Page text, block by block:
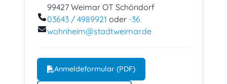
99427 Weimar OT Schöndorf
03643 / 4989921 oder -36
wohnheim@stadtweimar.de
Anmeldeformular (PDF)